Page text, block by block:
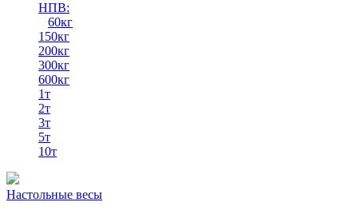
НПВ:
60кг
150кг
200кг
300кг
600кг
1т
2т
3т
5т
10т
Настольные весы